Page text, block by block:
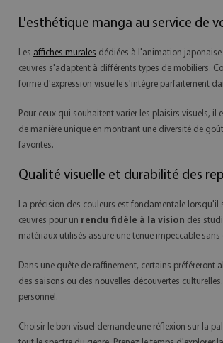
L'esthétique manga au service de
Les affiches murales dédiées à l'animation
œuvres s'adaptent à différents types de mobiliers.
forme d'expression visuelle s'intègre parfaitement
Pour ceux qui souhaitent varier les plaisirs visuels,
de manière unique en montrant une diversité de
favorites.
Qualité visuelle et durabilité des
La précision des couleurs est fondamentale
œuvres pour un rendu fidèle à la vision des
matériaux utilisés assure une tenue impeccable
Dans une quête de raffinement, certains préféreront
des saisons ou des nouvelles découvertes
personnel.
Choisir le bon visuel demande une réflexion sur la